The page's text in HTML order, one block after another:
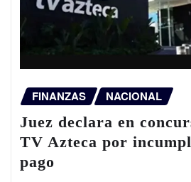
FINANZAS NACIONAL
Juez declara en
TV Azteca por
pago